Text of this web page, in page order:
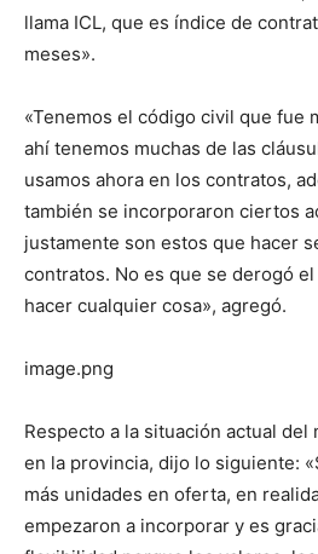
llama ICL, que es índice de
meses».
«Tenemos el código civil que fue
ahí tenemos muchas de las
usamos ahora en los contratos,
también se incorporaron ciertos
justamente son estos que hacer
contratos. No es que se derogó
hacer cualquier cosa», agregó.
image.png
Respecto a la situación actual
en la provincia, dijo lo siguiente:
más unidades en oferta, en
empezaron a incorporar y es